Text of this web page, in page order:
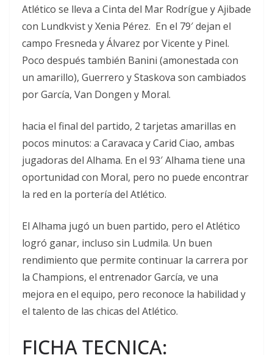
Atlético se lleva a Cinta del Mar Rodrígue y Ajibade
con Lundkvist y Xenia Pérez. En el 79′ dejan el
campo Fresneda y Álvarez por Vicente y Pinel.
Poco después también Banini (amonestada con
un amarillo), Guerrero y Staskova son cambiados
por García, Van Dongen y Moral.
hacia el final del partido, 2 tarjetas amarillas en
pocos minutos: a Caravaca y Carid Ciao, ambas
jugadoras del Alhama. En el 93′ Alhama tiene una
oportunidad con Moral, pero no puede encontrar
la red en la portería del Atlético.
El Alhama jugó un buen partido, pero el Atlético
logró ganar, incluso sin Ludmila. Un buen
rendimiento que permite continuar la carrera por
la Champions, el entrenador García, ve una
mejora en el equipo, pero reconoce la habilidad y
el talento de las chicas del Atlético.
FICHA TECNICA: